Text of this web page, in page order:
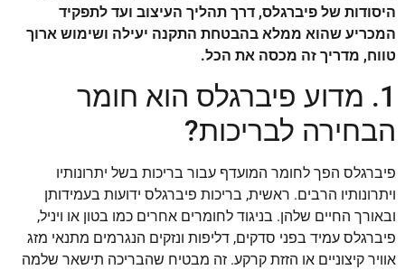
היסודות של פיברגלס, דרך תהליך העיצוב ועד לתפקיד
המכריע שהוא ממלא בהבטחת התקנה יעילה ושימוש ארוך
טווח, מדריך זה מכסה את הכל.
1. מדוע פיברגלס הוא חומר
הבחירה לבריכות?
פיברגלס הפך לחומר המועדף עבור בריכות בשל יתרונותיו
ויתרונותיו הרבים. ראשית, בריכות פיברגלס ידועות בעמידותן
ובאורך החיים שלהן. בניגוד לחומרים אחרים כמו בטון או ויניל,
פיברגלס עמיד בפני סדקים, דליפות ונזקים הנגרמים מתנאי מזג
אוויר קיצוניים או הזזת קרקע. זה מבטיח שהבריכה תישאר שלמה